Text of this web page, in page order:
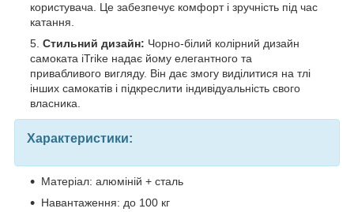
користувача. Це забезпечує комфорт і зручність під час
катання.
Стильний дизайн: Чорно-білий колірний дизайн
самоката iTrike надає йому елегантного та
привабливого вигляду. Він дає змогу виділитися на тлі
інших самокатів і підкреслити індивідуальність свого
власника.
Характеристики:
Матеріал: алюміній + сталь
Навантаження: до 100 кг